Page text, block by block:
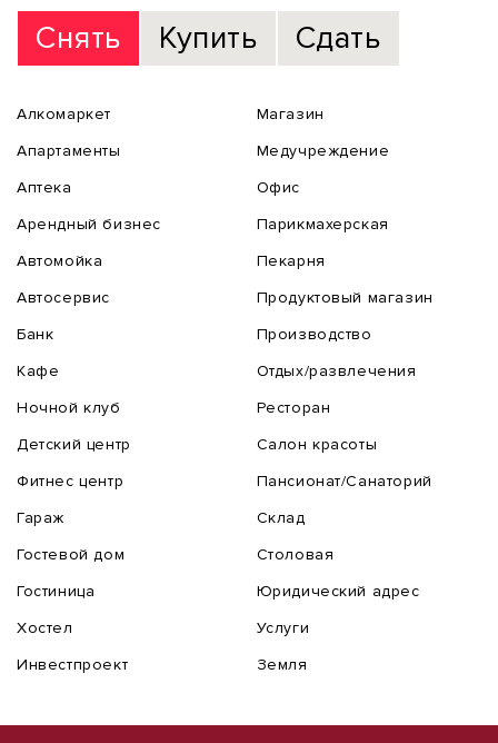
Снять
Купить Сдать
Алкомаркет
Апартаменты
Аптека
Арендный бизнес
Автомойка
Автосервис
Банк
Кафе
Ночной клуб
Детский центр
Фитнес центр
Гараж
Гостевой дом
Гостиница
Хостел
Инвестпроект
Магазин
Медучреждение
Офис
Парикмахерская
Пекарня
Продуктовый магазин
Производство
Отдых/развлечения
Ресторан
Салон красоты
Пансионат/Санаторий
Склад
Столовая
Юридический адрес
Услуги
Земля